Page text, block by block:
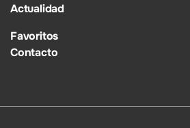
Actualidad
Favoritos
Contacto